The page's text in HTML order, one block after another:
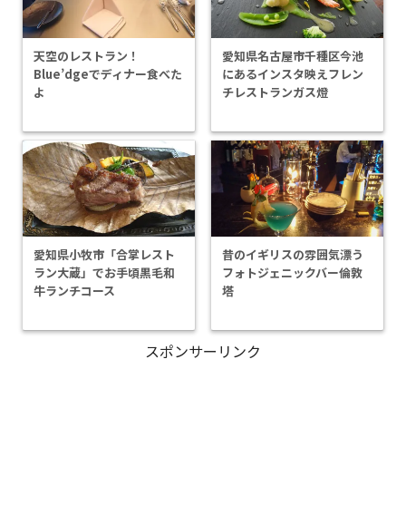
天空のレストラン！
Blue’dgeでディナー食べた
よ
愛知県名古屋市千種区今池
にあるインスタ映えフレン
チレストランガス燈
愛知県小牧市「合掌レスト
ラン大蔵」でお手頃黒毛和
牛ランチコース
昔のイギリスの雰囲気漂う
フォトジェニックバー倫敦
塔
スポンサーリンク